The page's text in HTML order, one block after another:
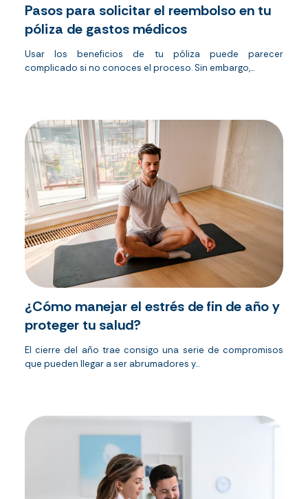
Pasos para solicitar el reembolso en tu
póliza de gastos médicos
Usar los beneficios de tu póliza puede parecer
complicado si no conoces el proceso. Sin embargo,...
¿Cómo manejar el estrés de fin de año y
proteger tu salud?
El cierre del año trae consigo una serie de compromisos
que pueden llegar a ser abrumadores y...